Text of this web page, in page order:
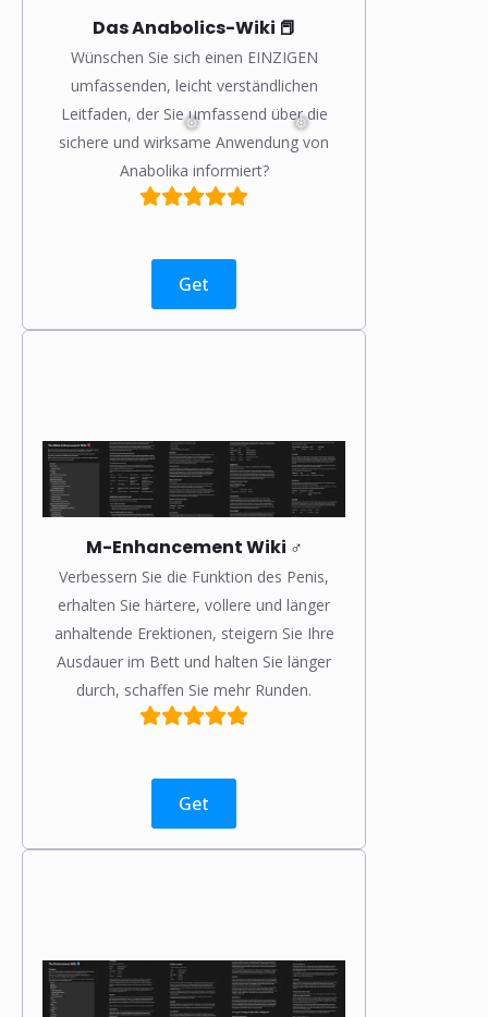
Das Anabolics-Wiki 📕
Wünschen Sie sich einen EINZIGEN
umfassenden, leicht verständlichen
Leitfaden, der Sie umfassend über die
sichere und wirksame Anwendung von
Anabolika informiert?
Get
M-Enhancement Wiki ♂️
Verbessern Sie die Funktion des Penis,
erhalten Sie härtere, vollere und länger
anhaltende Erektionen, steigern Sie Ihre
Ausdauer im Bett und halten Sie länger
durch, schaffen Sie mehr Runden.
Get
❅ ❅